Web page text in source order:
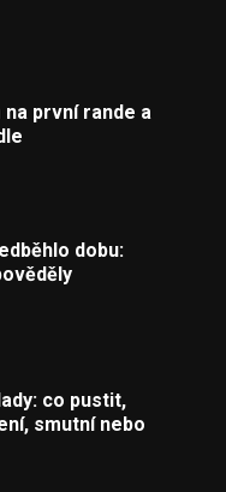
první rande a
dobu:
co pustit,
smutní nebo